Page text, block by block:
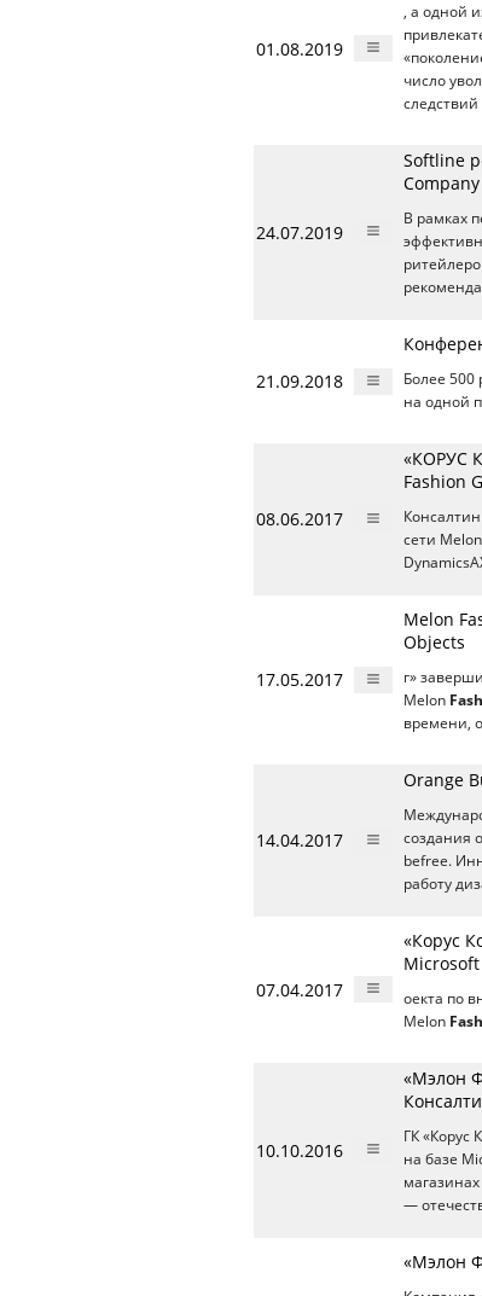
01.08.2019
, а одной
число
24.07.2019
Softline
Company
В рамках
21.09.2018 Более 500
на одной
08.06.2017
«КОРУС
Fashion
сети Melon
17.05.2017
Melon
Objects
г»
Melon
времени,
14.04.2017
Orange
создания
befree.
работу
07.04.2017
«Корус
Microsoft
оекта по
Melon
10.10.2016
«Мэлон
ГК «Корус
на базе
—
«Мэлон